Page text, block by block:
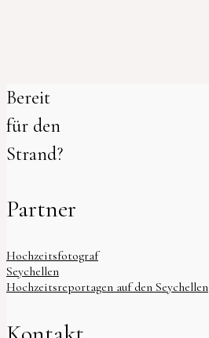
Bereit
für den
Strand?
Partner
Hochzeitsfotograf
Seychellen
Hochzeitsreportagen auf den Seychellen